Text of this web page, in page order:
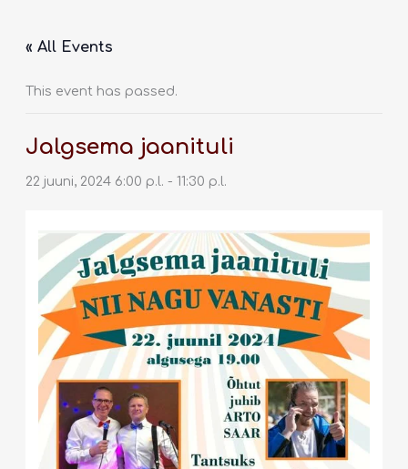
content« All Events
This event has passed.
Jalgsema jaanituli
22 juuni, 2024 6:00 p.l. - 11:30 p.l.